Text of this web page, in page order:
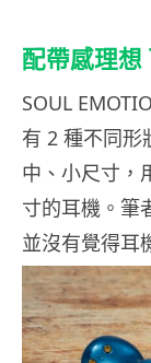
配帶感理想
SOUL
有 2 種不同形
中、小尺寸，
寸的耳機。筆
並沒有覺得耳